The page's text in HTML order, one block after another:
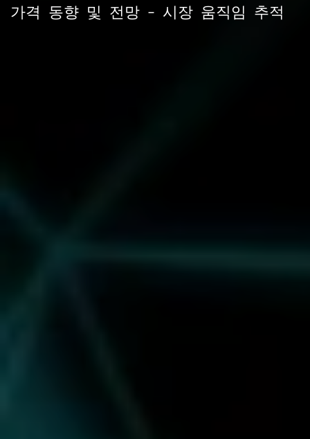
가격 동향 및 전망 – 시장 움직임 추적